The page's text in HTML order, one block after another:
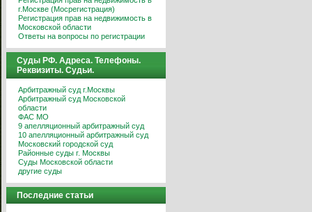
г.Москве (Мосрегистрация)
Регистрация прав на недвижимость в
Московской области
Ответы на вопросы по регистрации
Суды РФ. Адреса. Телефоны.
Реквизиты. Судьи.
Арбитражный суд г.Москвы
Арбитражный суд Московской
области
ФАС МО
9 апелляционный арбитражный суд
10 апелляционный арбитражный суд
Московский городской суд
Районные суды г. Москвы
Суды Московской области
другие суды
Последние статьи